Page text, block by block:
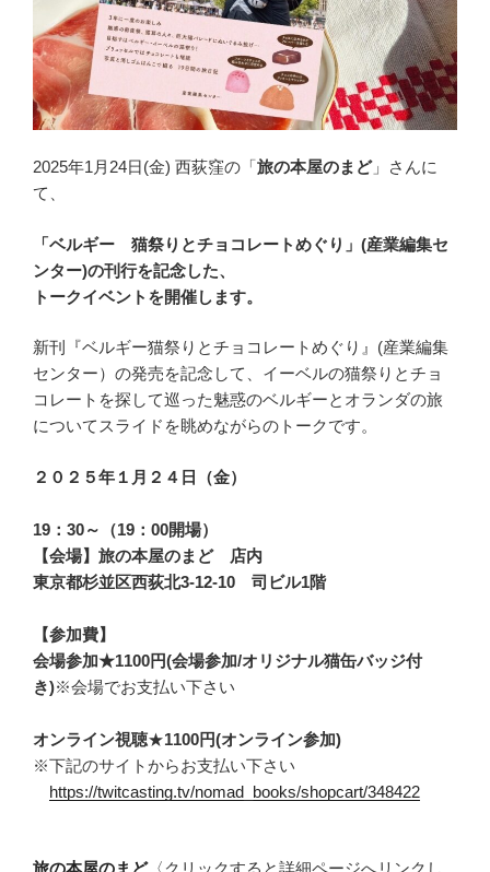
2025年1月24日(金) 西荻窪の「旅の本屋のまど」さんに
て、
「ベルギー 猫祭りとチョコレートめぐり」(産業編集セ
ンター)の刊行を記念した、
トークイベントを開催します。
新刊『ベルギー猫祭りとチョコレートめぐり』(産業編集
センター）の発売を記念して、イーベルの猫祭りとチョ
コレートを探して巡った魅惑のベルギーとオランダの旅
についてスライドを眺めながらのトークです。
２０２５年１月２４日（金）
19：30～（19：00開場）
【会場】旅の本屋のまど 店内
東京都杉並区西荻北3-12-10 司ビル1階
【参加費】
会場参加★1100円(会場参加/オリジナル猫缶バッジ付
き)※会場でお支払い下さい
オンライン視聴★1100円(オンライン参加)
※下記のサイトからお支払い下さい
https://twitcasting.tv/nomad_books/shopcart/348422
旅の本屋のまど〈クリックすると詳細ページへリンクし